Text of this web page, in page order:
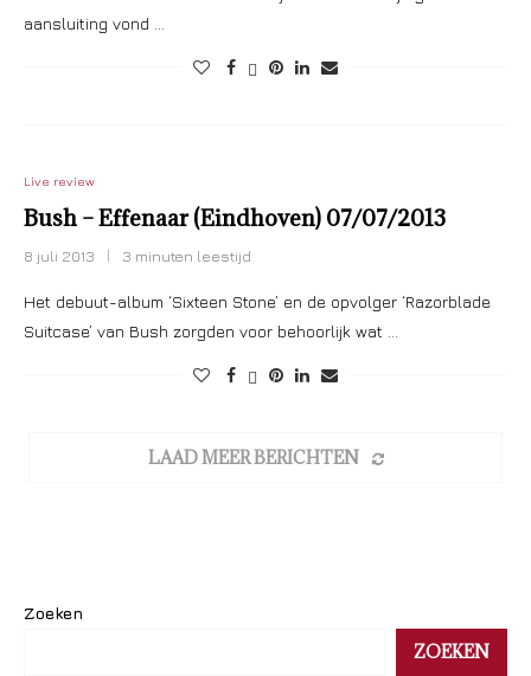
aansluiting vond …
Live review
Bush – Effenaar (Eindhoven) 07/07/2013
8 juli 2013 3 minuten leestijd
Het debuut-album ‘Sixteen Stone’ en de opvolger ‘Razorblade
Suitcase’ van Bush zorgden voor behoorlijk wat …
LAAD MEER BERICHTEN
Zoeken
ZOEKEN